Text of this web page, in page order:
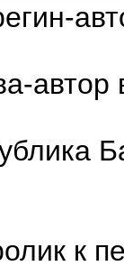
автор
к